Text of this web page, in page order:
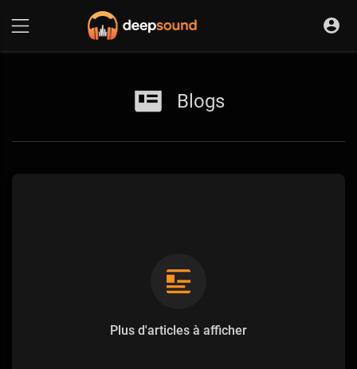
Blogs
Plus d'articles à afficher